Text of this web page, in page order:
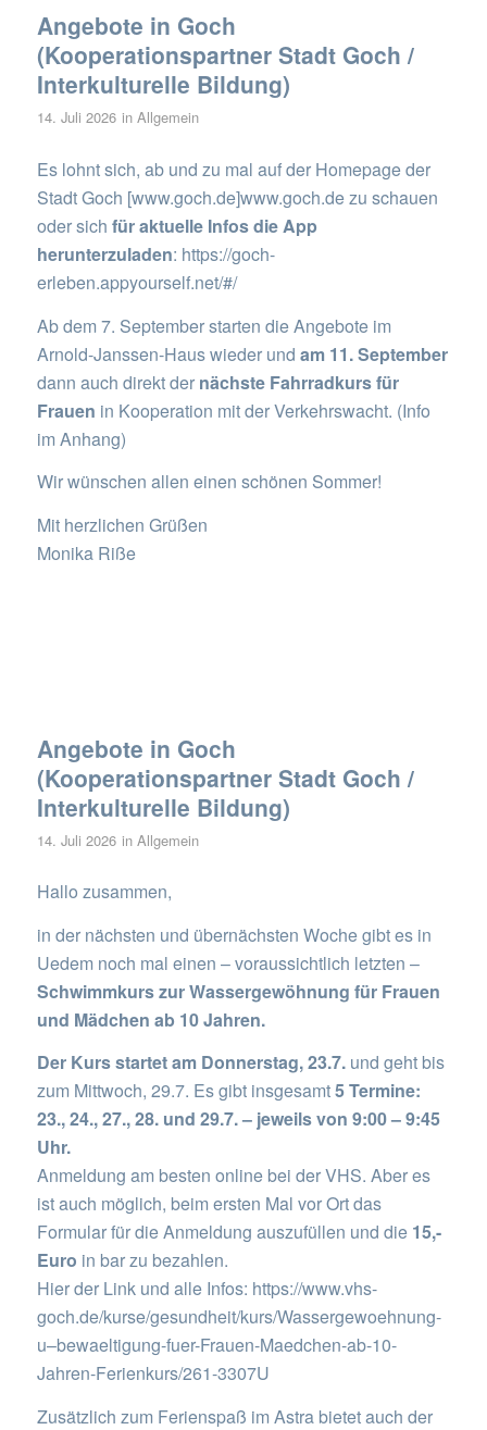
Angebote in Goch
(Kooperationspartner Stadt Goch /
Interkulturelle Bildung)
14. Juli 2026 in Allgemein
Es lohnt sich, ab und zu mal auf der Homepage der
Stadt Goch [www.goch.de]www.goch.de zu schauen
oder sich für aktuelle Infos die App
herunterzuladen: https://goch-
erleben.appyourself.net/#/
Ab dem 7. September starten die Angebote im
Arnold-Janssen-Haus wieder und am 11. September
dann auch direkt der nächste Fahrradkurs für
Frauen in Kooperation mit der Verkehrswacht. (Info
im Anhang)
Wir wünschen allen einen schönen Sommer!
Mit herzlichen Grüßen
Monika Riße
Angebote in Goch
(Kooperationspartner Stadt Goch /
Interkulturelle Bildung)
14. Juli 2026 in Allgemein
Hallo zusammen,
in der nächsten und übernächsten Woche gibt es in
Uedem noch mal einen – voraussichtlich letzten –
Schwimmkurs zur Wassergewöhnung für Frauen
und Mädchen ab 10 Jahren.
Der Kurs startet am Donnerstag, 23.7.und geht bis
zum Mittwoch, 29.7. Es gibt insgesamt5 Termine:
23., 24., 27., 28. und 29.7. – jeweils von 9:00 – 9:45
Uhr.
Anmeldung am besten online bei der VHS. Aber es
ist auch möglich, beim ersten Mal vor Ort das
Formular für die Anmeldung auszufüllen und die 15,-
Euro in bar zu bezahlen.
Hier der Link und alle Infos: https://www.vhs-
goch.de/kurse/gesundheit/kurs/Wassergewoehnung-
u–bewaeltigung-fuer-Frauen-Maedchen-ab-10-
Jahren-Ferienkurs/261-3307U
Zusätzlich zum Ferienspaß im Astra bietet auch der